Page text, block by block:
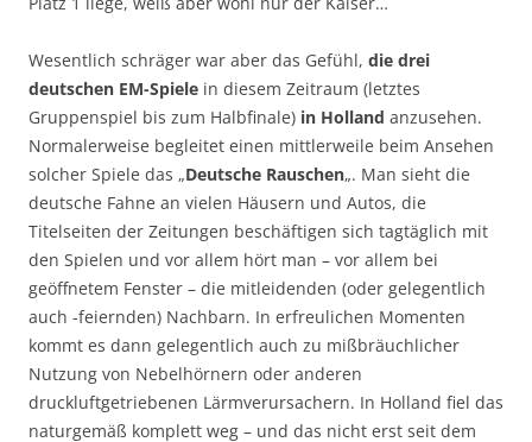
Wesentlich schräger war aber das Gefühl, die drei
deutschen EM-Spiele in diesem Zeitraum (letztes
Gruppenspiel bis zum Halbfinale) in Holland anzusehen.
Normalerweise begleitet einen mittlerweile beim Ansehen
solcher Spiele das „Deutsche Rauschen„. Man sieht die
deutsche Fahne an vielen Häusern und Autos, die
Titelseiten der Zeitungen beschäftigen sich tagtäglich mit
den Spielen und vor allem hört man – vor allem bei
geöffnetem Fenster – die mitleidenden (oder gelegentlich
auch -feiernden) Nachbarn. In erfreulichen Momenten
kommt es dann gelegentlich auch zu mißbräuchlicher
Nutzung von Nebelhörnern oder anderen
druckluftgetriebenen Lärmverursachern. In Holland fiel das
naturgemäß komplett weg – und das nicht erst seit dem